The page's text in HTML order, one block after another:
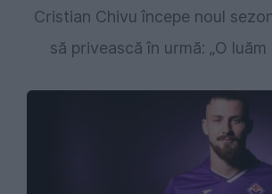
Cristian Chivu începe noul
să privească în urmă: „O luăm